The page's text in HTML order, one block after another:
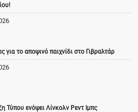
για το αποψινό παιχνίδι στο Γιβραλτάρ
Τύπου ενόψει Λίνκολν Ρεντ Ιμπς